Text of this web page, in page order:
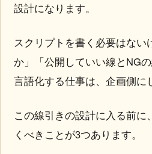
設計になります。
スクリプトを書く必要はない
か」「公開していい線とNG
言語化する仕事は、企画側に
この線引きの設計に入る前に
くべきことが3つあります。